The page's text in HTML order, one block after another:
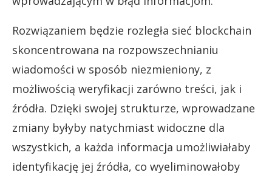
Rozwiązaniem będzie rozległa sieć blockchain
skoncentrowana na rozpowszechnianiu
wiadomości w sposób niezmieniony, z
możliwością weryfikacji zarówno treści, jak i
źródła. Dzięki swojej strukturze, wprowadzane
zmiany byłyby natychmiast widoczne dla
wszystkich, a każda informacja umożliwiałaby
identyfikację jej źródła, co wyeliminowałoby